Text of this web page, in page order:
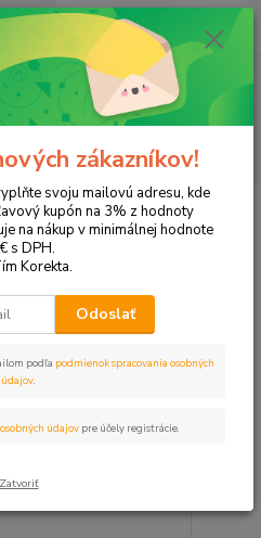
Hľadať
ks
za 0,00 EUR
Panasonic KX-FPG378
Najdrahšie
1-1 z 1
zákazníkov!
svoju mailovú adresu, kde
kupón na 3% z hodnoty
na nákup v minimálnej hodnote
s DPH.
Korekta.
Odoslať
podľa podmienok spracovania osobných
údajov.
údajov pre účely registrácie.
Zatvoriť